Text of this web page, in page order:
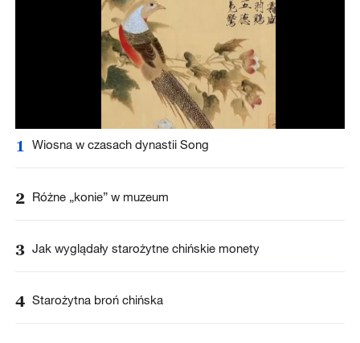
1 Wiosna w czasach dynastii Song
2 Różne „konie” w muzeum
3 Jak wyglądały starożytne chińskie monety
4 Starożytna broń chińska